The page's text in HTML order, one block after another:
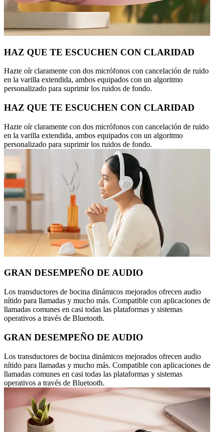
HAZ QUE TE ESCUCHEN CON CLARIDAD
Hazte oír claramente con dos micrófonos con cancelación de ruido
en la varilla extendida, ambos equipados con un algoritmo
personalizado para suprimir los ruidos de fondo.
HAZ QUE TE ESCUCHEN CON CLARIDAD
Hazte oír claramente con dos micrófonos con cancelación de ruido
en la varilla extendida, ambos equipados con un algoritmo
personalizado para suprimir los ruidos de fondo.
GRAN DESEMPEÑO DE AUDIO
Los transductores de bocina dinámicos mejorados ofrecen audio
nítido para llamadas y mucho más. Compatible con aplicaciones de
llamadas comunes en casi todas las plataformas y sistemas
operativos a través de Bluetooth.
GRAN DESEMPEÑO DE AUDIO
Los transductores de bocina dinámicos mejorados ofrecen audio
nítido para llamadas y mucho más. Compatible con aplicaciones de
llamadas comunes en casi todas las plataformas y sistemas
operativos a través de Bluetooth.